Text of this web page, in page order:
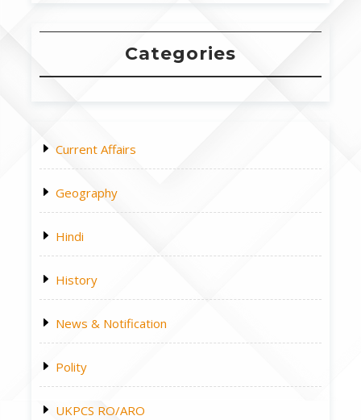
Categories
Current Affairs
Geography
Hindi
History
News & Notification
Polity
UKPCS RO/ARO